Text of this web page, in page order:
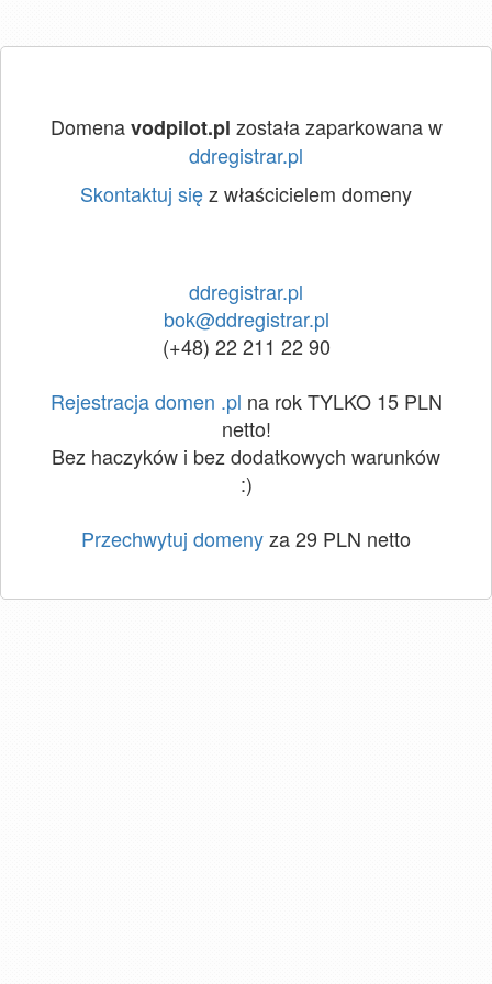
Domenavodpilot.pl została zaparkowana w
ddregistrar.pl
Skontaktuj sięz właścicielem domeny
ddregistrar.pl
bok@ddregistrar.pl
(+48) 22 211 22 90
Rejestracja domen .pl na rok TYLKO 15 PLN
netto!
Bez haczyków i bez dodatkowych warunków
:)
Przechwytuj domenyza 29 PLN netto